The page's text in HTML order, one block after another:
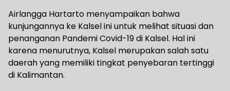
Airlangga Hartarto menyampaikan bahwa
kunjungannya ke Kalsel ini untuk melihat situasi dan
penanganan Pandemi Covid-19 di Kalsel. Hal ini
karena menurutnya, Kalsel merupakan salah satu
daerah yang memiliki tingkat penyebaran tertinggi
di Kalimantan.